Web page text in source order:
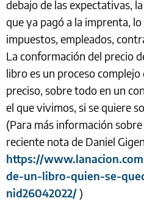
debajo de las expectativas,
que ya pagó a la imprenta,
impuestos, empleados,
La conformación del precio
libro es un proceso
preciso, sobre todo en un
el que vivimos, si se quiere
(Para más información
reciente nota de Daniel
https://
de-un-libro-quien-se-
nid26042022/)